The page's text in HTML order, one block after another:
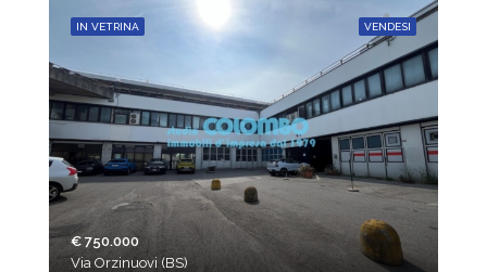
VENDESI
IN VETRINA
€ 750.000
Via Orzinuovi (BS)